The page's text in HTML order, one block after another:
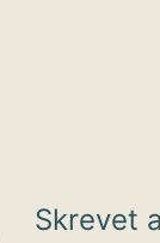
Skrevet